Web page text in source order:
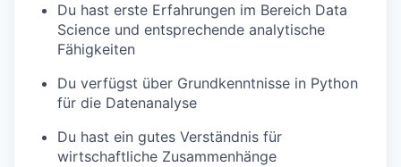
Du hast erste Erfahrungen im Bereich Data
Science und entsprechende analytische
Fähigkeiten
Du verfügst über Grundkenntnisse in Python
für die Datenanalyse
Du hast ein gutes Verständnis für
wirtschaftliche Zusammenhänge